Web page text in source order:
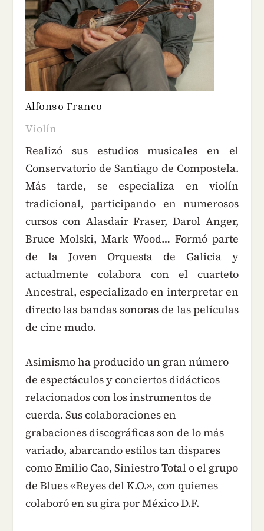
Alfonso Franco
Violín
Realizó sus estudios musicales en el
Conservatorio de Santiago de Compostela.
Más tarde, se especializa en violín
tradicional, participando en numerosos
cursos con Alasdair Fraser, Darol Anger,
Bruce Molski, Mark Wood… Formó parte
de la Joven Orquesta de Galicia y
actualmente colabora con el cuarteto
Ancestral, especializado en interpretar en
directo las bandas sonoras de las películas
de cine mudo.
Asimismo ha producido un gran número
de espectáculos y conciertos didácticos
relacionados con los instrumentos de
cuerda. Sus colaboraciones en
grabaciones discográficas son de lo más
variado, abarcando estilos tan dispares
como Emilio Cao, Siniestro Total o el grupo
de Blues «Reyes del K.O.», con quienes
colaboró en su gira por México D.F.